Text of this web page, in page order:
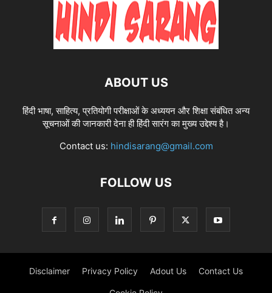
ABOUT US
हिंदी भाषा, साहित्य, प्रतियोगी परीक्षाओं के अध्ययन और शिक्षा संबंधित अन्य
सूचनाओं की जानकारी देना ही हिंदी सारंग का मुख्य उद्देश्य है।
Contact us: hindisarang@gmail.com
FOLLOW US
Disclaimer Privacy Policy Adout Us Contact Us